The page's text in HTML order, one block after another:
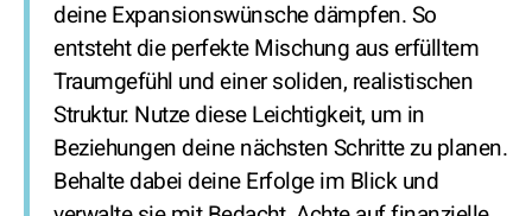
deine Expansionswünsche dämpfen. So
entsteht die perfekte Mischung aus erfülltem
Traumgefühl und einer soliden, realistischen
Struktur. Nutze diese Leichtigkeit, um in
Beziehungen deine nächsten Schritte zu planen.
Behalte dabei deine Erfolge im Blick und